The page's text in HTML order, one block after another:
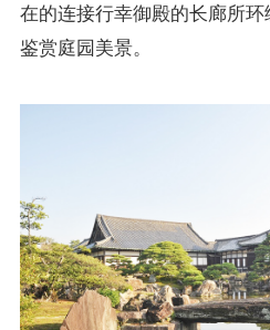
在的连接行幸御殿的长廊所
鉴赏庭园美景。